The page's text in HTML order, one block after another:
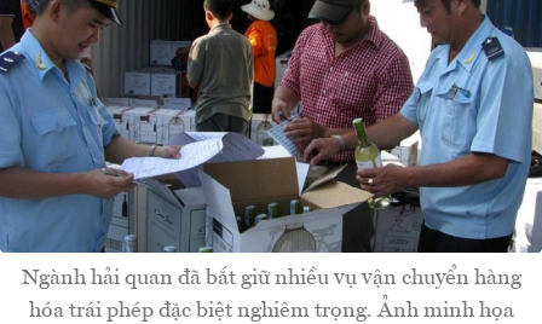
Ngành hải quan đã bắt giữ nhiều vụ vận chuyển hàng
hóa trái phép đặc biệt nghiêm trọng. Ảnh minh họa